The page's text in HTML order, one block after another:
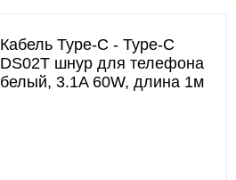
Кабель Type-C - Type-C
DS02T шнур для телефона
белый, 3.1A 60W, длина 1м